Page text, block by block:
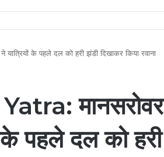
के पहले दल को हरी झंडी दिखाकर किया रवाना
मानसरोवर
के पहले दल को हरी